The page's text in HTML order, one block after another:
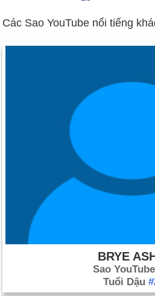
Đại sứ quán Hoa Kỳ ở Kenya và
Cựu độc tài Chile Augusto
Thỏa thuận Wye Mills giữa
cuộc đàm phán hòa bình Trung
10). Bối cảnh: Đàm phán Hòa bình
Ngày sinh Rome Green Jr
Ngày 1-4 năm 1789:
Ngài
Pennsylvania được bầu làm Chủ
Ngày 1-4 năm 1933:
Cuộc đàn
Quốc xã bắt đầu ở Đức với việc
doanh của người Do Thái.
Lực lượng
Các Sao YouTube nổi tiếng
BRYE
Sao YouTube
Tuổi Dậu